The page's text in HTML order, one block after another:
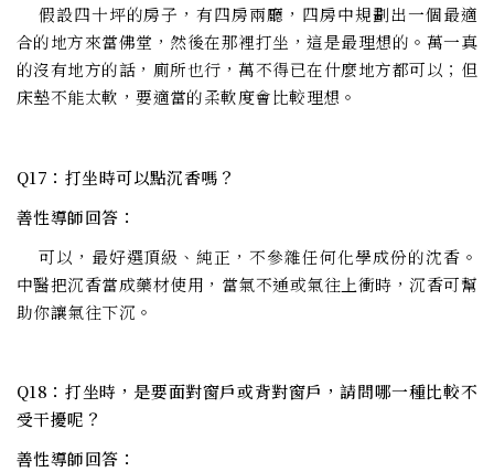
假設四十坪的房子，有四房兩廳，四房中規劃出一個最適
合的地方來當佛堂，然後在那裡打坐，這是最理想的。萬一真
的沒有地方的話，廁所也行，萬不得已在什麼地方都可以；但
床墊不能太軟，要適當的柔軟度會比較理想。
Q17：打坐時可以點沉香嗎？
善性導師回答：
可以，最好選頂級、純正，不參雜任何化學成份的沈香。
中醫把沉香當成藥材使用，當氣不通或氣往上衝時，沉香可幫
助你讓氣往下沉。
Q18：打坐時，是要面對窗戶或背對窗戶，請問哪一種比較不
受干擾呢？
善性導師回答：